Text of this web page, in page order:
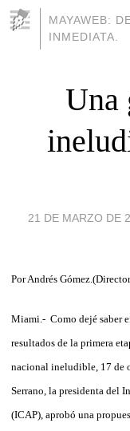
MAYAWEB:
INMEDIATA.
Una
21 DE MARZO DE
Por Andrés
Miami.- Como dejé saber
resultados de la primera
nacional ineludible, 17 de
Serrano, la presidenta del
(ICAP), aprobó una